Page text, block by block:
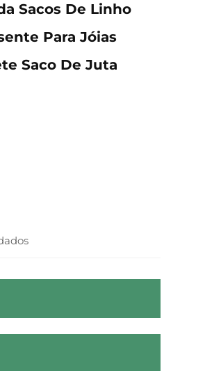
Sacos De Linho
Para Jóias
Saco De Juta